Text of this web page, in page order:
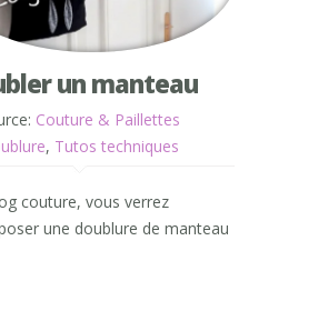
un manteau
Couture & Paillettes
, Tutos techniques
couture, vous verrez
une doublure de manteau